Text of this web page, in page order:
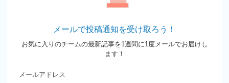
メールで投稿通知を受け取ろう！
お気に入りのチームの最新記事を1週間に1度メールでお届けし
ます！
メールアドレス